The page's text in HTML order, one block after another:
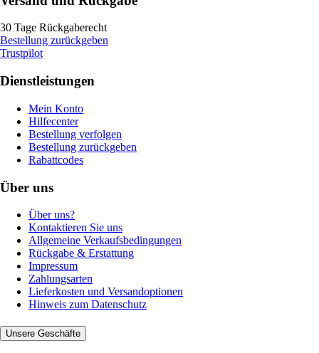
30 Tage Rückgaberecht
Bestellung zurückgeben
Trustpilot
Dienstleistungen
Mein Konto
Hilfecenter
Bestellung verfolgen
Bestellung zurückgeben
Rabattcodes
Über uns
Über uns?
Kontaktieren Sie uns
Allgemeine Verkaufsbedingungen
Rückgabe & Erstattung
Impressum
Zahlungsarten
Lieferkosten und Versandoptionen
Hinweis zum Datenschutz
Unsere Geschäfte